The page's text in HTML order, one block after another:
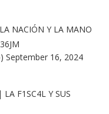
NACIÓN Y LA MANO
September 16, 2024
| LA F1SC4L Y SUS